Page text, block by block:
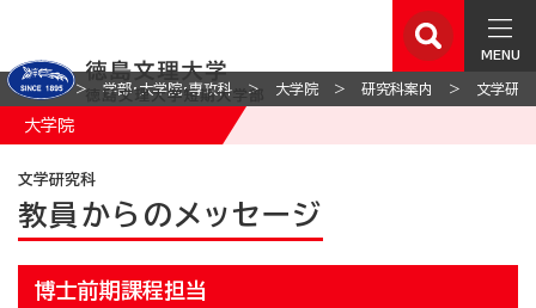
MENU
ホーム 学部・大学院・専攻科 大学院 研究科案内 文学研究
大学院
文学研究科
教員からのメッセージ
博士前期課程担当